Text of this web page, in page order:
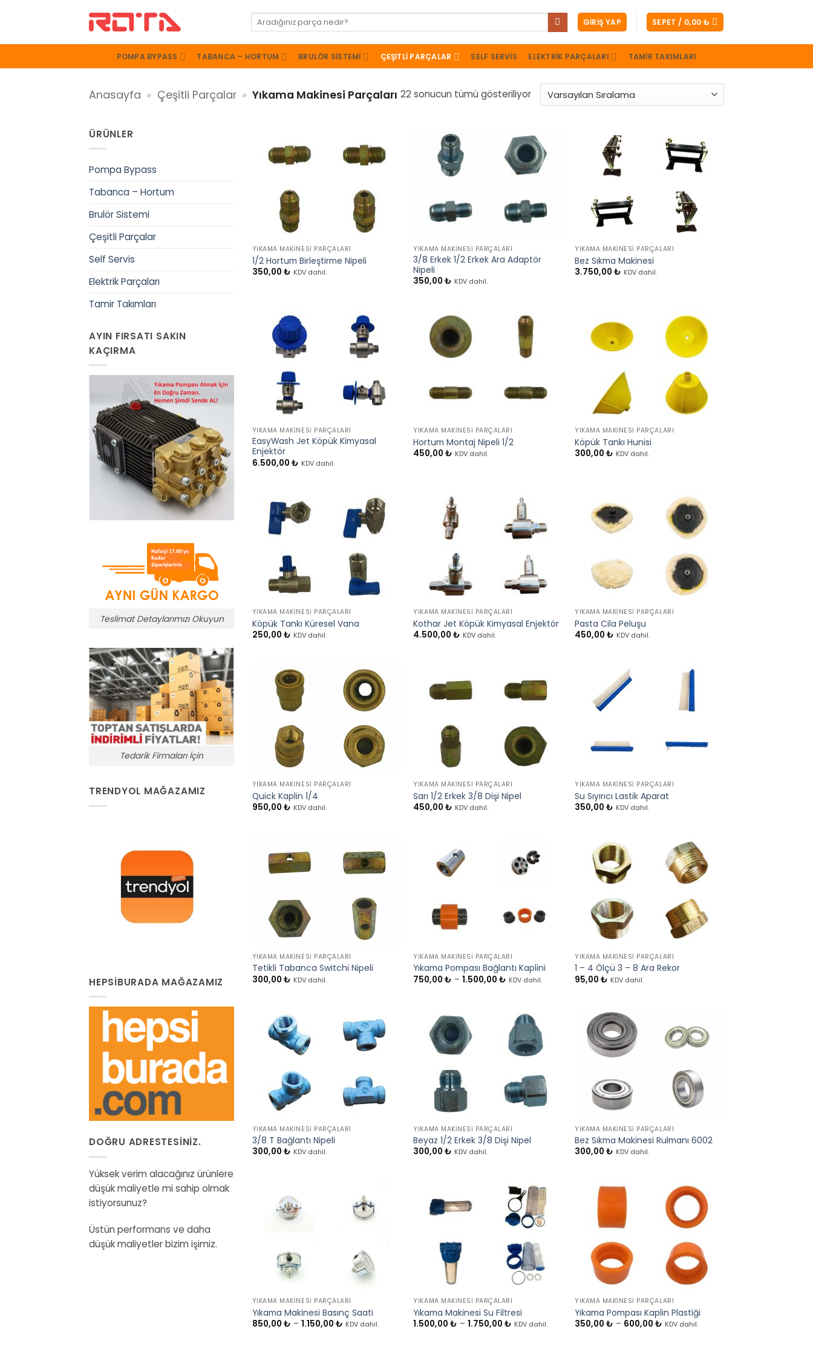
Ara: GIRIŞ YAP SEPET / 0,00 ₺
POMPA BYPASS TABANCA – HORTUM BRULÖR SISTEMI ÇEŞITLI PARÇALAR SELF SERVIS ELEKTRIK PARÇALARI TAMIR TAKIMLARI
Anasayfa » Çeşitli Parçalar » Yıkama Makinesi Parçaları 22 sonucun tümü gösteriliyor
ÜRÜNLER
Pompa Bypass
Tabanca – Hortum
Brulör Sistemi
Çeşitli Parçalar
Self Servis
Elektrik Parçaları
Tamir Takımları
AYIN FIRSATI SAKIN
KAÇIRMA
Teslimat Detaylarımızı Okuyun
Tedarik Firmaları İçin
TRENDYOL MAĞAZAMIZ
HEPSIBURADA MAĞAZAMIZ
DOĞRU ADRESTESINIZ.
Yüksek verim alacağınız ürünlere
düşük maliyetle mi sahip olmak
istiyorsunuz?
Üstün performans ve daha
düşük maliyetler bizim işimiz.
YIKAMA MAKINESI PARÇALARI
1/2 Hortum Birleştirme Nipeli
350,00 ₺ KDV dahil.
YIKAMA MAKINESI PARÇALARI
3/8 Erkek 1/2 Erkek Ara Adaptör
Nipeli
350,00₺ KDV dahil.
YIKAMA MAKINESI PARÇALARI
Bez Sıkma Makinesi
3.750,00₺ KDV dahil.
YIKAMA MAKINESI PARÇALARI
EasyWash Jet Köpük Kimyasal
Enjektör
6.500,00 ₺ KDV dahil.
YIKAMA MAKINESI PARÇALARI
Hortum Montaj Nipeli 1/2
450,00₺ KDV dahil.
+
YIKAMA MAKINESI PARÇALARI
Köpük Tankı Hunisi
300,00₺ KDV dahil.
+
YIKAMA MAKINESI PARÇALARI
Köpük Tankı Küresel Vana
250,00 ₺ KDV dahil.
+
YIKAMA MAKINESI PARÇALARI
Kothar Jet Köpük Kimyasal Enjektör
4.500,00₺ KDV dahil.
YIKAMA MAKINESI PARÇALARI
Pasta Cila Peluşu
450,00₺ KDV dahil.
YIKAMA MAKINESI PARÇALARI
Quick Kaplin 1/4
950,00 ₺ KDV dahil.
YIKAMA MAKINESI PARÇALARI
Sarı 1/2 Erkek 3/8 Dişi Nipel
450,00₺ KDV dahil.
YIKAMA MAKINESI PARÇALARI
Su Sıyırıcı Lastik Aparat
350,00₺ KDV dahil.
YIKAMA MAKINESI PARÇALARI
Tetikli Tabanca Switchi Nipeli
300,00 ₺ KDV dahil.
YIKAMA MAKINESI PARÇALARI
Yıkama Pompası Bağlantı Kaplini
750,00₺ –1.500,00₺ Fiyat
aralığı:
KDV dahil.
YIKAMA MAKINESI PARÇALARI
1 – 4 Ölçü 3 – 8 Ara Rekor
95,00₺ KDV dahil.
YIKAMA MAKINESI PARÇALARI
3/8 T Bağlantı Nipeli
300,00 ₺ KDV dahil.
YIKAMA MAKINESI PARÇALARI
Beyaz 1/2 Erkek 3/8 Dişi Nipel
300,00₺ KDV dahil.
YIKAMA MAKINESI PARÇALARI
Bez Sıkma Makinesi Rulmanı 6002
300,00₺ KDV dahil.
YIKAMA MAKINESI PARÇALARI
Yıkama Makinesi Basınç Saati
850,00 ₺ – 1.150,00 ₺Fiyat
aralığı:
KDV dahil.
YIKAMA MAKINESI PARÇALARI
Yıkama Makinesi Su Filtresi
1.500,00₺ –1.750,00₺ Fiyat
aralığı:
KDV dahil.
YIKAMA MAKINESI PARÇALARI
Yıkama Pompası Kaplin Plastiği
350,00₺ – 600,00₺ Fiyat
aralığı:
KDV dahil.